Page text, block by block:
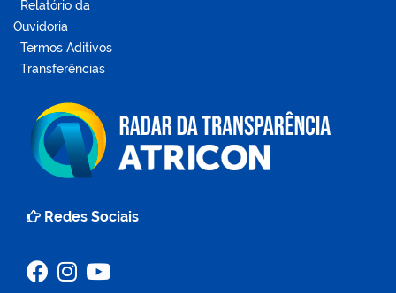
Relatório da
Ouvidoria
Termos Aditivos
Transferências
Redes Sociais